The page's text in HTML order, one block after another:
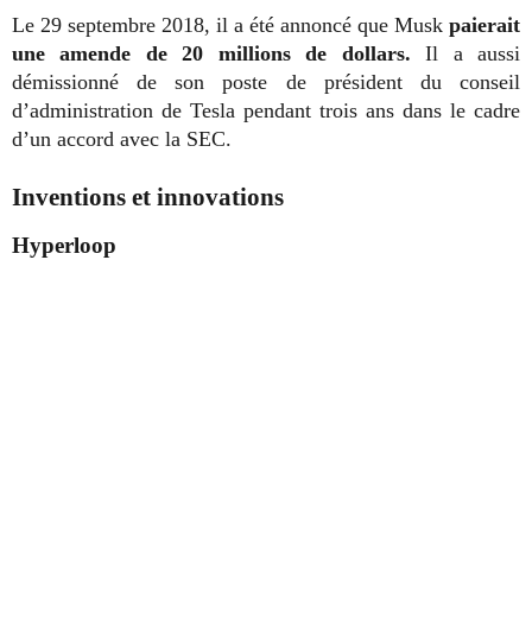
Le 29 septembre 2018, il a été annoncé que Musk paierait
une amende de 20 millions de dollars.Il a aussi
démissionné de son poste de président du conseil
d’administration de Tesla pendant trois ans dans le cadre
d’un accord avec la SEC.
Inventions et innovations
Hyperloop